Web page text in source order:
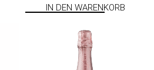
IN DEN WARENKORB